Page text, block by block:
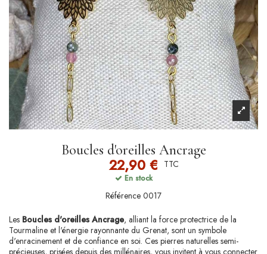
Boucles d'oreilles Ancrage
22,90 € TTC
En stock
Référence 0017
Les Boucles d'oreilles Ancrage, alliant la force protectrice de la
Tourmaline et l'énergie rayonnante du Grenat, sont un symbole
d'enracinement et de confiance en soi. Ces pierres naturelles semi-